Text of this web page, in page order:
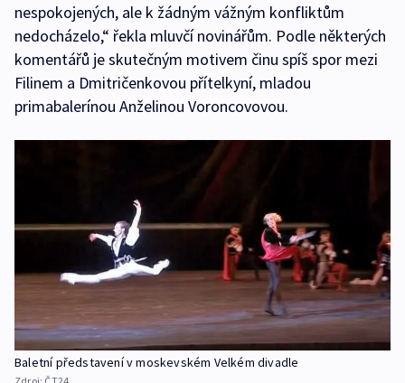
nespokojených, ale k žádným vážným konfliktům
nedocházelo,“ řekla mluvčí novinářům. Podle některých
komentářů je skutečným motivem činu spíš spor mezi
Filinem a Dmitričenkovou přítelkyní, mladou
primabalerínou Anželinou Voroncovovou.
Baletní představení v moskevském Velkém divadle